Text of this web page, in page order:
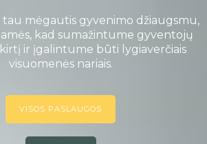
tau mėgautis gyvenimo džiaugsmu,
kad sumažintume gyventojų
ir įgalintume būti lygiaverčiais
visuomenės nariais.
VISOS PASLAUGOS